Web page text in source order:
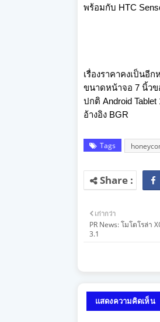
พร้อมกับ HTC
เรื่องราคาคงเป็นอี
ขนาดหน้าจอ 7 นิ้วข
ปกติ Android
อ้างอิง BGR
Tags
เก่ากว่า
PR News: โมโตโรล่า
3.1
แสดงความคิดเห็น